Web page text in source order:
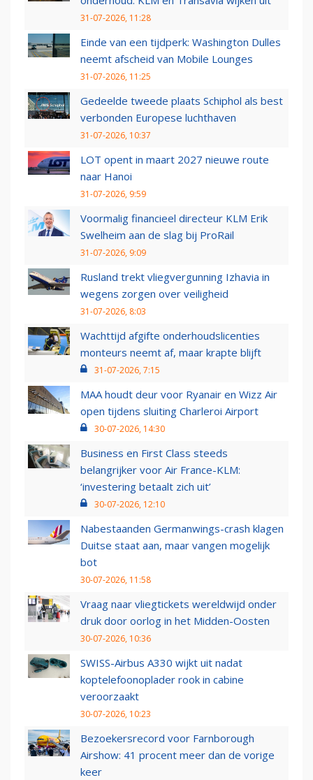
31-07-2026, 11:28
Einde van een tijdperk: Washington Dulles
neemt afscheid van Mobile Lounges
31-07-2026, 11:25
Gedeelde tweede plaats Schiphol als best
verbonden Europese luchthaven
31-07-2026, 10:37
LOT opent in maart 2027 nieuwe route
naar Hanoi
31-07-2026, 9:59
Voormalig financieel directeur KLM Erik
Swelheim aan de slag bij ProRail
31-07-2026, 9:09
Rusland trekt vliegvergunning Izhavia in
wegens zorgen over veiligheid
31-07-2026, 8:03
Wachttijd afgifte onderhoudslicenties
monteurs neemt af, maar krapte blijft
31-07-2026, 7:15
MAA houdt deur voor Ryanair en Wizz Air
open tijdens sluiting Charleroi Airport
30-07-2026, 14:30
Business en First Class steeds
belangrijker voor Air France-KLM:
‘investering betaalt zich uit’
30-07-2026, 12:10
Nabestaanden Germanwings-crash klagen
Duitse staat aan, maar vangen mogelijk
bot
30-07-2026, 11:58
Vraag naar vliegtickets wereldwijd onder
druk door oorlog in het Midden-Oosten
30-07-2026, 10:36
SWISS-Airbus A330 wijkt uit nadat
koptelefoonoplader rook in cabine
veroorzaakt
30-07-2026, 10:23
Bezoekersrecord voor Farnborough
Airshow: 41 procent meer dan de vorige
keer